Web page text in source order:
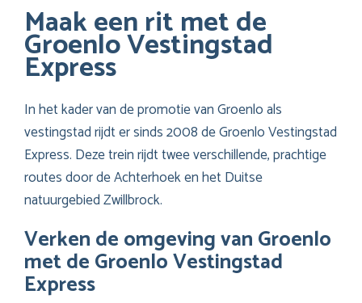
Maak een rit met de
Groenlo Vestingstad
Express
In het kader van de promotie van Groenlo als
vestingstad rijdt er sinds 2008 de Groenlo Vestingstad
Express. Deze trein rijdt twee verschillende, prachtige
routes door de Achterhoek en het Duitse
natuurgebied Zwillbrock.
Verken de omgeving van Groenlo
met de Groenlo Vestingstad
Express